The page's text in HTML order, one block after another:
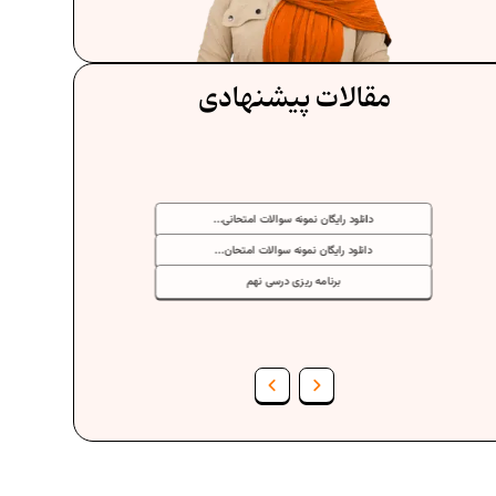
مقالات پیشنهادی
دانلود رایگان نمونه سوالات امتحانی...
دانلود رایگان نمونه سوالات امتحان...
برنامه‌ ریزی درسی نهم
فرمول حجم اشکال هندسی در ریاضیات
برنامه‌ ریزی درسی هفتم